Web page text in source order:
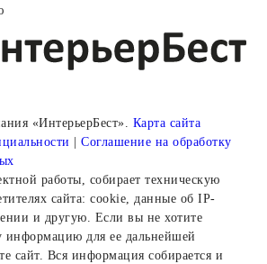
«ИнтерьерБест». Карта сайта
| Соглашение на обработку
работы, собирает техническую
сайта: cookie, данные об IP-
и другую. Если вы не хотите
информацию для ее дальнейшей
сайт. Вся информация собирается и